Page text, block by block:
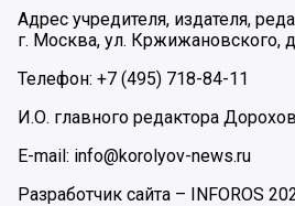
Адрес учредителя, издателя,
г. Москва, ул. Кржижановского,
Телефон: +7 (495) 718-84-11
И.О. главного редактора
E-mail: info@korolyov-news.ru
Разработчик сайта – INFOROS